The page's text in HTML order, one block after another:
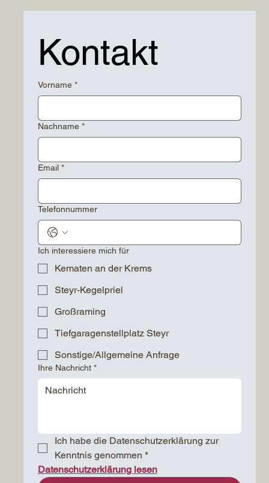
Kontakt
Vorname *
Nachname *
Email *
Telefonnummer
Ich interessiere mich für
Kematen an der Krems
Steyr-Kegelpriel
Großraming
Tiefgaragenstellplatz Steyr
Sonstige/Allgemeine Anfrage
Ihre Nachricht *
Ich habe die Datenschutzerklärung zur
Kenntnis genommen *
Datenschutzerklärung lesen